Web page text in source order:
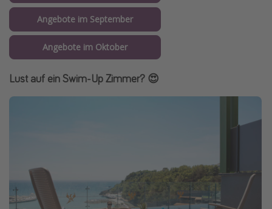
Angebote im September
Angebote im Oktober
Lust auf ein Swim-Up Zimmer? 😍